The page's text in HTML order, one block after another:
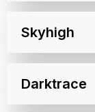
Skyhigh
Darktrace